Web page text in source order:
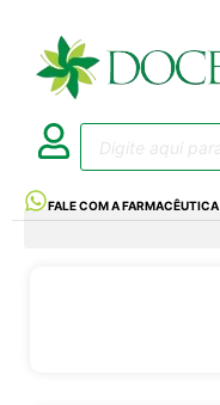
FALE COM A FARMACÊUTICA